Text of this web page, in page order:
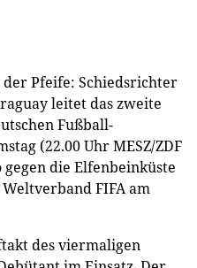
Pfeife: Schiedsrichter
leitet das zweite
Fußball-
(22.00 Uhr MESZ/ZDF
die Elfenbeinküste
FIFA am
des viermaligen